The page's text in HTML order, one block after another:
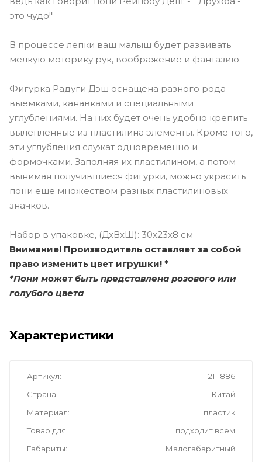
это чудо!"
В процессе лепки ваш малыш будет развивать
мелкую моторику рук, воображение и фантазию.
Фигурка Радуги Дэш оснащена разного рода
выемками, канавками и специальными
углублениями. На них будет очень удобно крепить
вылепленные из пластилина элементы. Кроме того,
эти углубления служат одновременно и
формочками. Заполняя их пластилином, а потом
вынимая получившиеся фигурки, можно украсить
пони еще множеством разных пластилиновых
значков.
Набор в упаковке, (ДxВxШ): 30x23x8 см
Внимание! Производитель оставляет за собой
право изменить цвет игрушки! *
*Пони может быть представлена розового или
голубого цвета
Характеристики
Артикул
21-1886
Страна
Китай
Материал
пластик
Товар для
подходит всем
Габариты
Малогабаритный